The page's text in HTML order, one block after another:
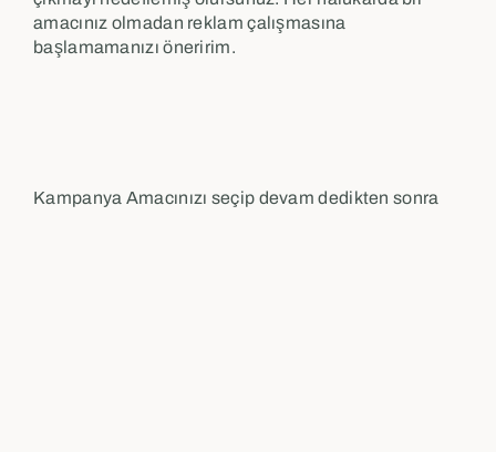
amacınız olmadan reklam çalışmasına
başlamamanızı öneririm.
Kampanya Amacınızı seçip devam dedikten sonra